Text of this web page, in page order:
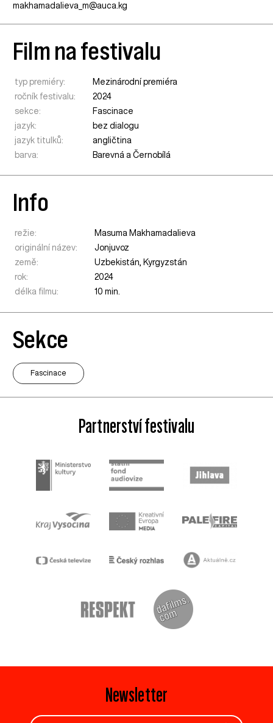
makhamadalieva_m@auca.kg
Film na festivalu
typ premiéry:
Mezinárodní premiéra
ročník festivalu:
2024
sekce:
Fascinace
jazyk:
bez dialogu
jazyk titulků:
angličtina
barva:
Barevná a Černobílá
Info
režie:
Masuma Makhamadalieva
originální název:
Jonjuvoz
země:
Uzbekistán, Kyrgyzstán
rok:
2024
délka filmu:
10 min.
Sekce
Fascinace
Partnerství festivalu
Newsletter